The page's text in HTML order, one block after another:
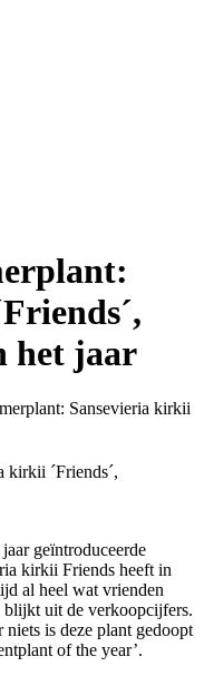
het jaar
Sansevieria kirkii
geïntroduceerde
kirkii Friends heeft in
al heel wat vrienden
blijkt uit de verkoopcijfers.
is deze plant gedoopt
of the year’.